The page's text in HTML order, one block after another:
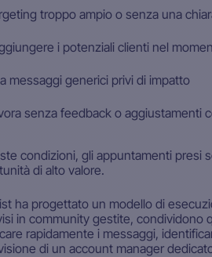
troppo ampio o senza una
i potenziali clienti nel
messaggi generici privi di impatto
senza feedback o aggiustamenti
condizioni, gli appuntamenti presi
di alto valore.
ha progettato un modello di
in community gestite, condividono
rapidamente i messaggi,
di un account manager